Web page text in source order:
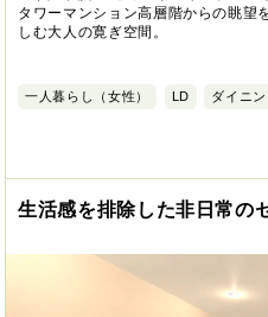
タワーマンション高層階からの眺望
しむ大人の寛ぎ空間。
一人暮らし（女性） LD ダイニ
生活感を排除した非日常の